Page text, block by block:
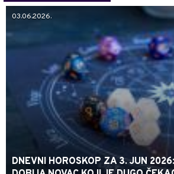
03.06.2026.
DNEVNI HOROSKOP ZA 3. JUN